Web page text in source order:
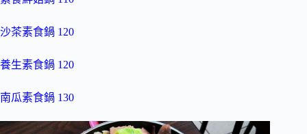
沙茶素食鍋 120
養生素食鍋 120
南瓜素食鍋 130